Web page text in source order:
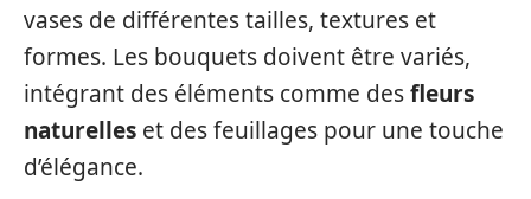
vases de différentes tailles, textures et
formes. Les bouquets doivent être variés,
intégrant des éléments comme desfleurs
naturelles et des feuillages pour une touche
d’élégance.